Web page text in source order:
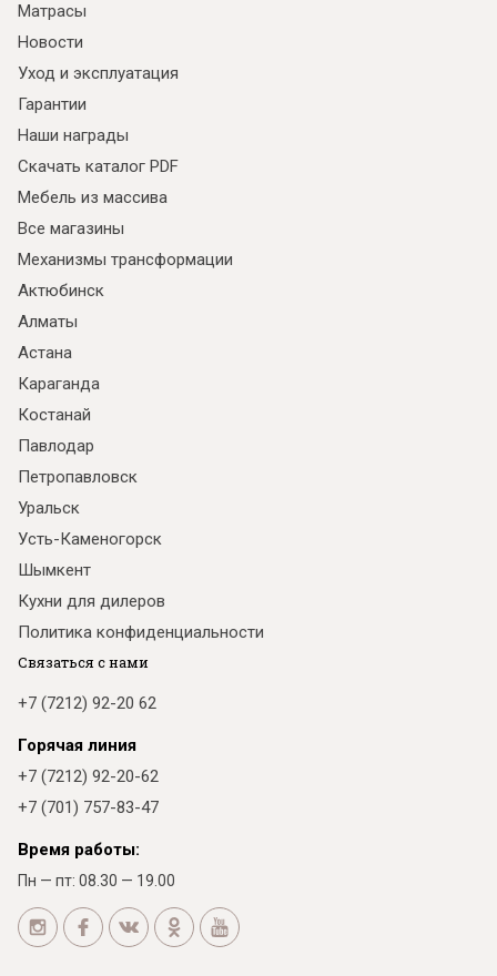
Матрасы
Новости
Уход и эксплуатация
Гарантии
Наши награды
Скачать каталог PDF
Мебель из массива
Все магазины
Механизмы трансформации
Актюбинск
Алматы
Астана
Караганда
Костанай
Павлодар
Петропавловск
Уральск
Усть-Каменогорск
Шымкент
Кухни для дилеров
Политика конфиденциальности
Связаться с нами
+7 (7212) 92-20 62
Горячая линия
+7 (7212) 92-20-62
+7 (701) 757-83-47
Время работы:
Пн — пт: 08.30 — 19.00